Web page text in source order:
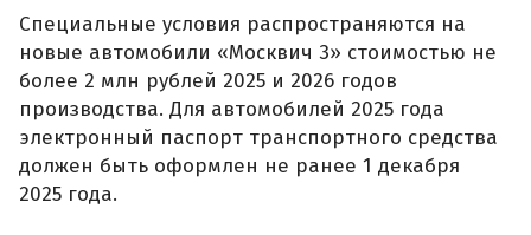
Специальные условия распространяются на
новые автомобили «Москвич 3» стоимостью не
более 2 млн рублей 2025 и 2026 годов
производства. Для автомобилей 2025 года
электронный паспорт транспортного средства
должен быть оформлен не ранее 1 декабря
2025 года.